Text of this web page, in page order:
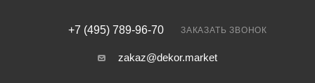
+7 (495) 789-96-70 ЗАКАЗАТЬ ЗВОНОК
zakaz@dekor.market